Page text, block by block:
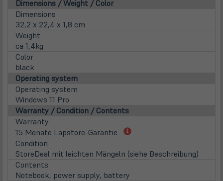
Dimensions / Weight / Color
Dimensions
32,2 x 22,4 x 1,8 cm
Weight
ca 1,4kg
Color
black
Operating system
Operating system
Windows 11 Pro
Warranty / Condition / Contents
Warranty
15 Monate Lapstore-Garantie
(öffnet
neuem
Condition
StoreDeal mit leichten Mängeln (siehe Beschreibung)
Contents
Notebook, power supply, battery